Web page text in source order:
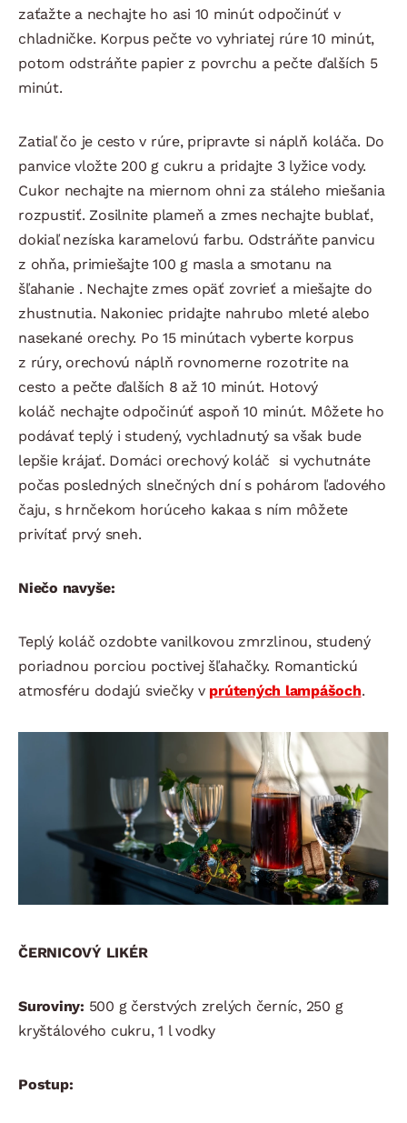
zaťažte a nechajte ho asi 10 minút odpočinúť v
chladničke. Korpus pečte vo vyhriatej rúre 10 minút,
potom odstráňte papier z povrchu a pečte ďalších 5
minút.
Zatiaľ čo je cesto v rúre, pripravte si náplň koláča. Do
panvice vložte 200 g cukru a pridajte 3 lyžice vody.
Cukor nechajte na miernom ohni za stáleho miešania
rozpustiť. Zosilnite plameň a zmes nechajte bublať,
dokiaľ nezíska karamelovú farbu. Odstráňte panvicu
z ohňa, primiešajte 100 g masla a smotanu na
šľahanie . Nechajte zmes opäť zovrieť a miešajte do
zhustnutia. Nakoniec pridajte nahrubo mleté alebo
nasekané orechy. Po 15 minútach vyberte korpus
z rúry, orechovú náplň rovnomerne rozotrite na
cesto a pečte ďalších 8 až 10 minút. Hotový
koláč nechajte odpočinúť aspoň 10 minút. Môžete ho
podávať teplý i studený, vychladnutý sa však bude
lepšie krájať. Domáci orechový koláč si vychutnáte
počas posledných slnečných dní s pohárom ľadového
čaju, s hrnčekom horúceho kakaa s ním môžete
privítať prvý sneh.
Niečo navyše:
Teplý koláč ozdobte vanilkovou zmrzlinou, studený
poriadnou porciou poctivej šľahačky. Romantickú
atmosféru dodajú sviečky v prútených lampášoch.
ČERNICOVÝ LIKÉR
Suroviny: 500 g čerstvých zrelých černíc, 250 g
kryštálového cukru, 1 l vodky
Postup: